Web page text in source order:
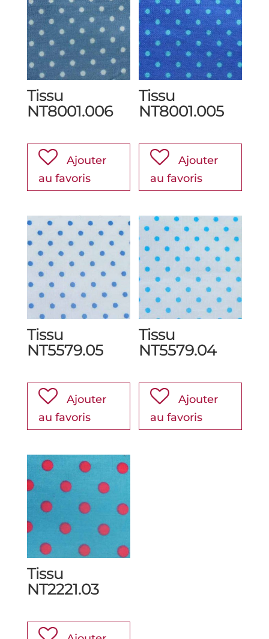
Tissu
NT8001.006
Ajouter
au favoris
Tissu
NT8001.005
Ajouter
au favoris
Tissu
NT5579.05
Ajouter
au favoris
Tissu
NT5579.04
Ajouter
au favoris
Tissu
NT2221.03